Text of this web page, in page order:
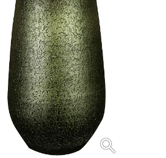
search